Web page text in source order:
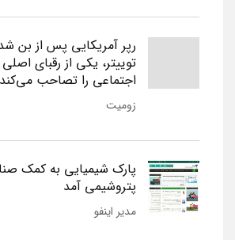
رپر آمریکایی پس از بن
توییتر، یکی از رقبای
اجتماعی را تصاحب می‌کند
زومیت
پارک شیمیایی به کمک
پتروشیمی آمد
مدیر اینفو